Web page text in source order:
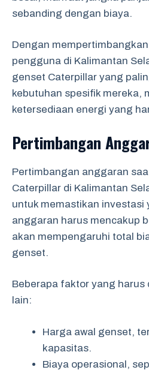
sebanding dengan biaya.
Dengan
pengguna di Kalimantan
genset Caterpillar yang
kebutuhan spesifik mereka,
ketersediaan energi yang
Pertimbangan
Pertimbangan anggaran
Caterpillar di Kalimantan
untuk memastikan investasi
anggaran harus mencakup
akan mempengaruhi total
genset.
Beberapa faktor yang
lain:
Harga awal genset,
kapasitas.
Biaya operasional,